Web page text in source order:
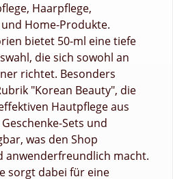
Haarpflege,
Home-Produkte.
bietet 50-ml eine tiefe
die sich sowohl an
richtet. Besonders
"Korean Beauty", die
Hautpflege aus
Sets und
was den Shop
anwenderfreundlich macht.
sorgt dabei für eine